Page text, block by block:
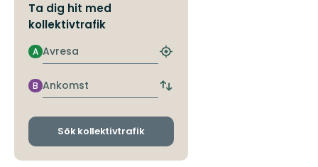
Ta dig hit med
kollektivtrafik
Avresa
A
Hitta
hållplats
Ankomst
B
Byt
och
Sök kollektivtrafik